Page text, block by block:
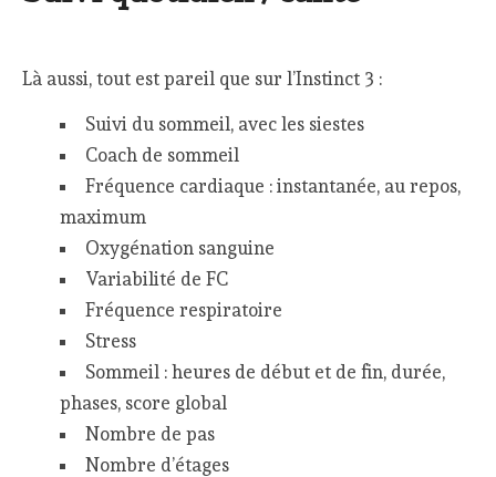
Là aussi, tout est pareil que sur l’Instinct 3 :
Suivi du sommeil, avec les siestes
Coach de sommeil
Fréquence cardiaque : instantanée, au repos,
maximum
Oxygénation sanguine
Variabilité de FC
Fréquence respiratoire
Stress
Sommeil : heures de début et de fin, durée,
phases, score global
Nombre de pas
Nombre d’étages